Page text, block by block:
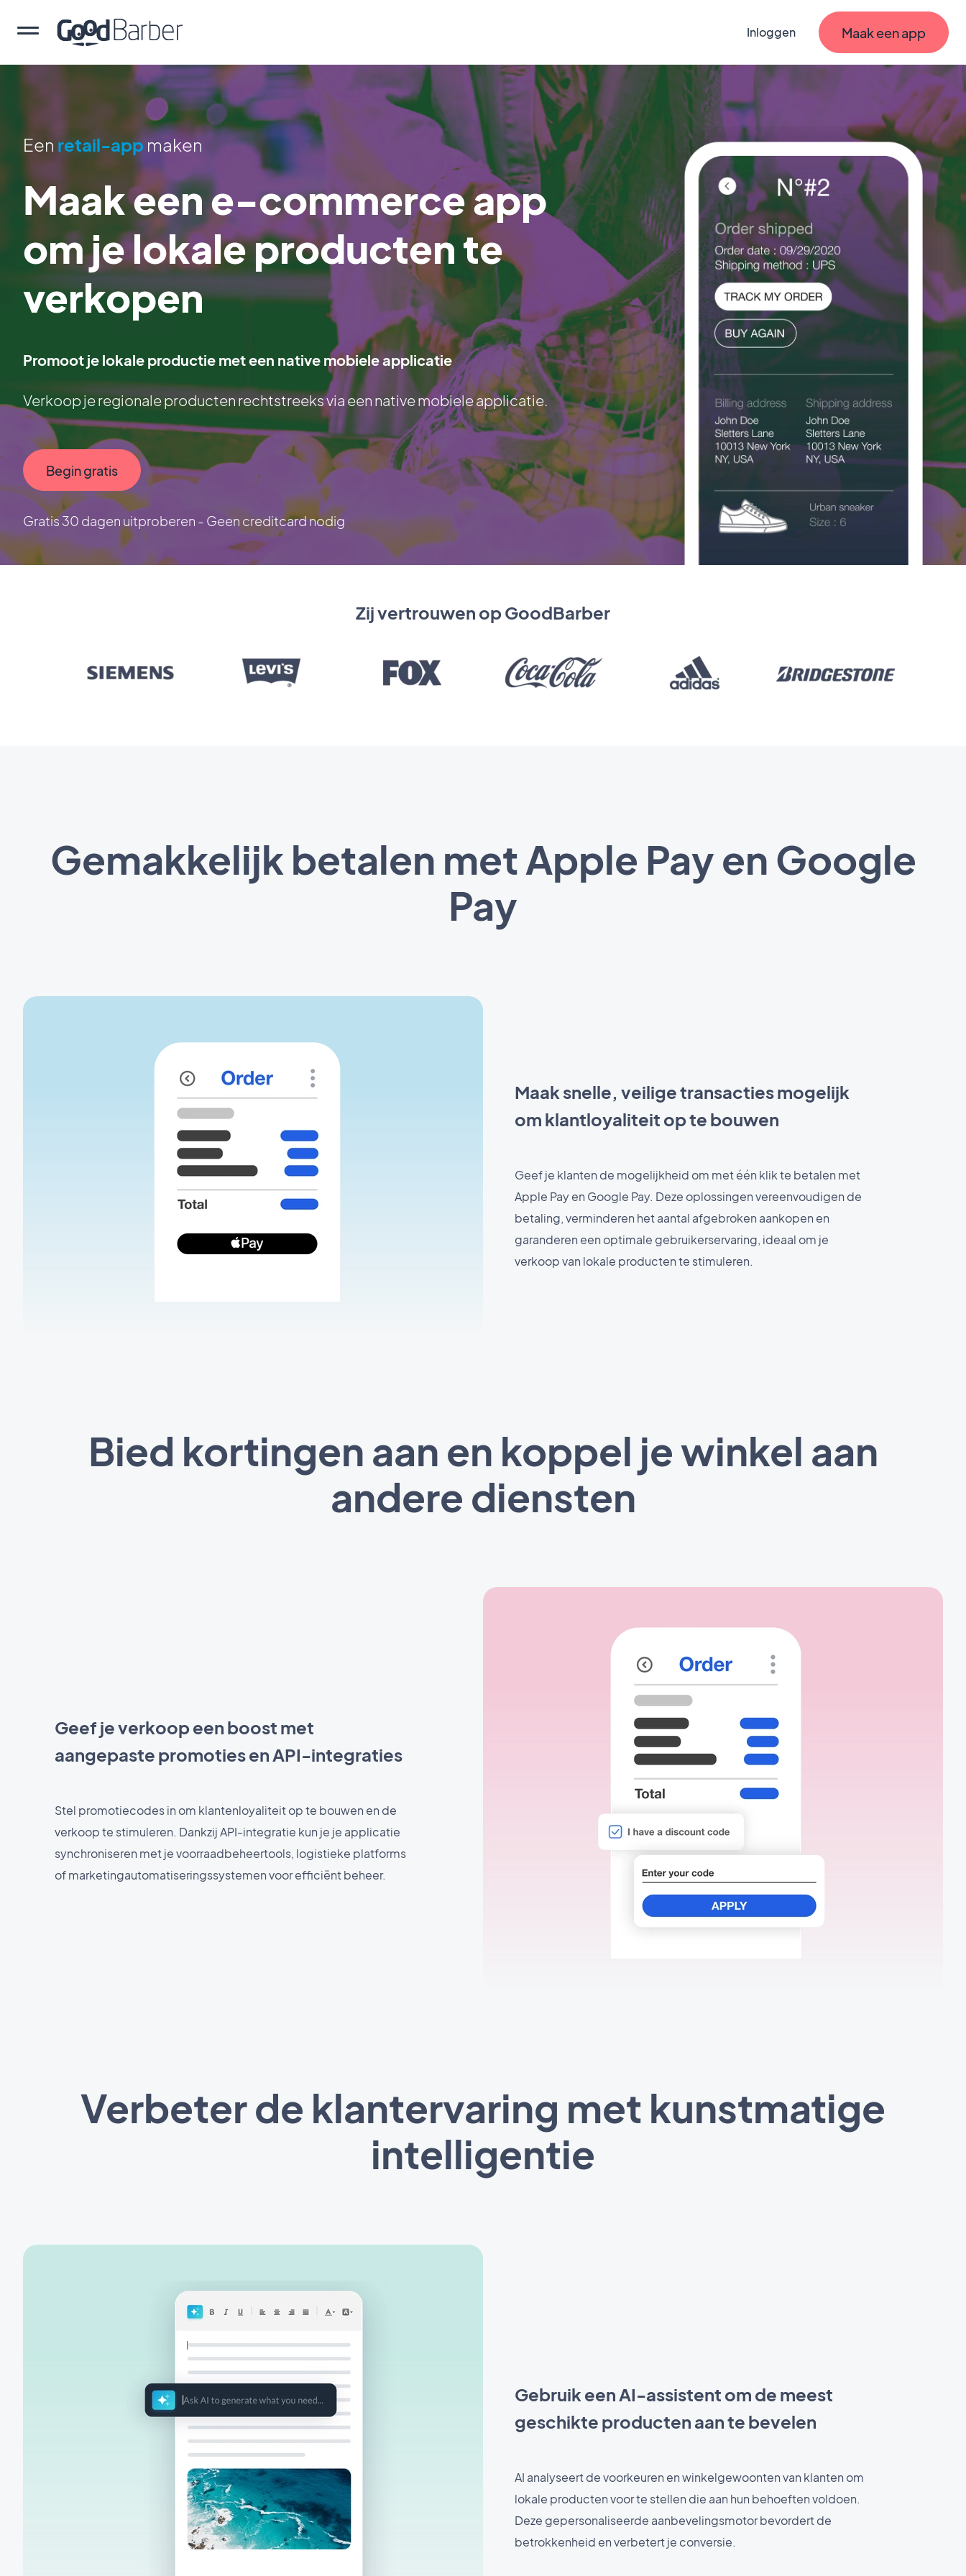
Inloggen Maak een app
Een retail-app maken
Maak een e-commerce app
om je lokale producten te
verkopen
Promoot je lokale productie met een native mobiele applicatie
Verkoop je regionale producten rechtstreeks via een native mobiele applicatie.
Begin gratis
Gratis 30 dagen uitproberen - Geen creditcard nodig
Zij vertrouwen op GoodBarber
Gemakkelijk betalen met Apple Pay en Google
Pay
Maak snelle, veilige transacties mogelijk
om klantloyaliteit op te bouwen
Geef je klanten de mogelijkheid om met één klik te betalen met
Apple Pay en Google Pay. Deze oplossingen vereenvoudigen de
betaling, verminderen het aantal afgebroken aankopen en
garanderen een optimale gebruikerservaring, ideaal om je
verkoop van lokale producten te stimuleren.
Bied kortingen aan en koppel je winkel aan
andere diensten
Geef je verkoop een boost met
aangepaste promoties en API-integraties
Stel promotiecodes in om klantenloyaliteit op te bouwen en de
verkoop te stimuleren. Dankzij API-integratie kun je je applicatie
synchroniseren met je voorraadbeheertools, logistieke platforms
of marketingautomatiseringssystemen voor efficiënt beheer.
Verbeter de klantervaring met kunstmatige
intelligentie
Gebruik een AI-assistent om de meest
geschikte producten aan te bevelen
AI analyseert de voorkeuren en winkelgewoonten van klanten om
lokale producten voor te stellen die aan hun behoeften voldoen.
Deze gepersonaliseerde aanbevelingsmotor bevordert de
betrokkenheid en verbetert je conversie.